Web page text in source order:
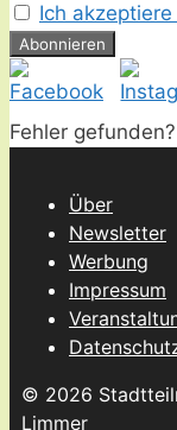
Ich
Fehler gefunden?
Über
Newsletter
Werbung
Impressum
© 2026
Limmer